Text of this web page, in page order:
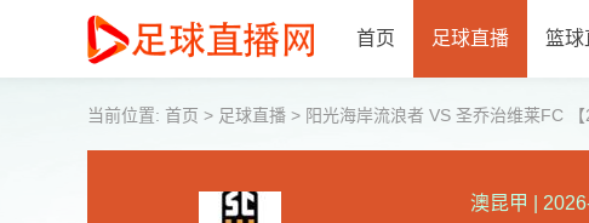
首页 足球直播 篮球
当前位置: 首页 > 足球直播 > 阳光海岸流浪者 VS 圣乔治维莱FC
澳昆甲